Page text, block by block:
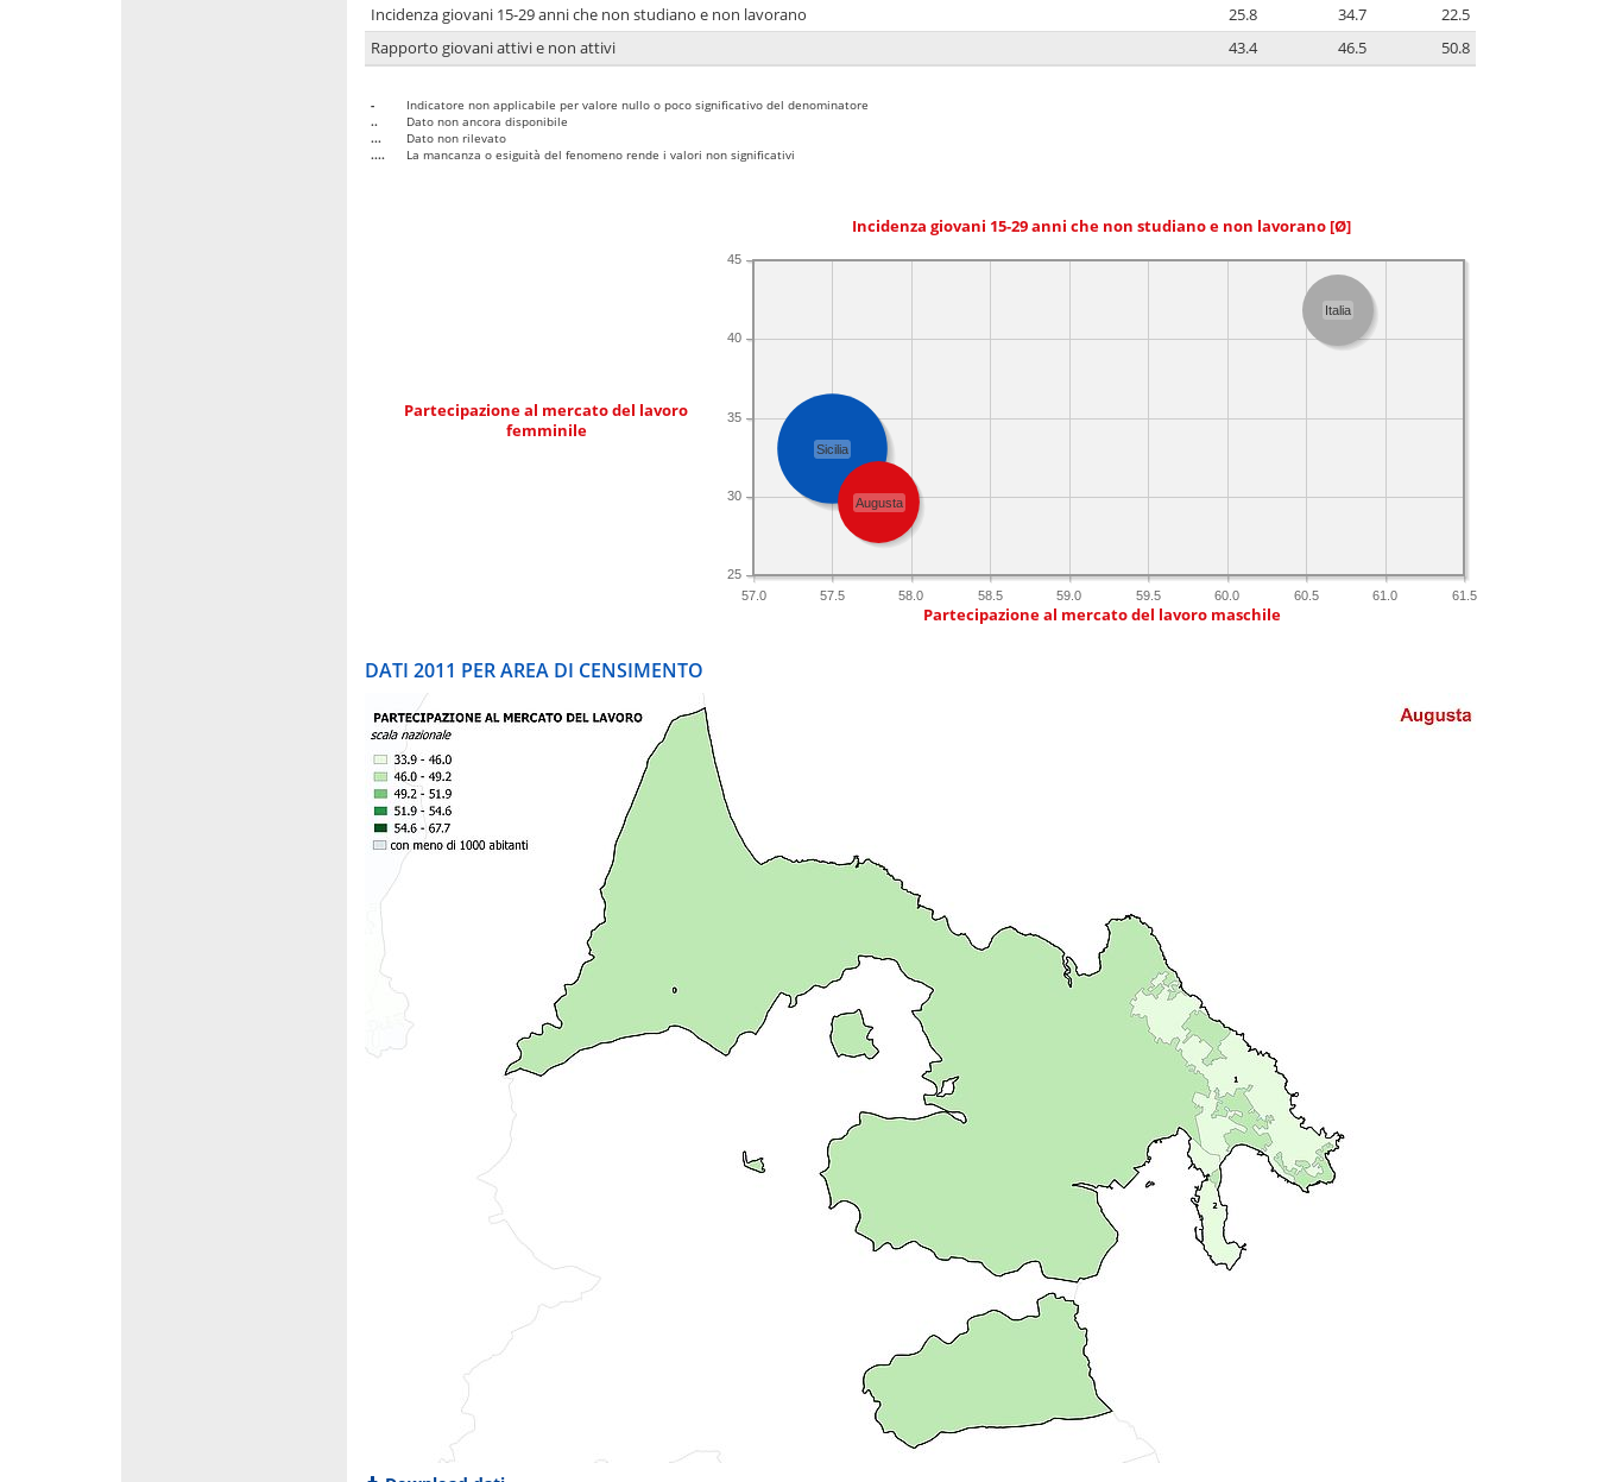
Incidenza giovani 15-29 anni che non studiano e non lavorano
25.8 34.7
22.5
Rapporto giovani attivi e non attivi
43.4 46.5 50.8
-
Indicatore non applicabile per valore nullo o poco significativo del denominatore
..
Dato non ancora disponibile
...
Dato non rilevato
....
La mancanza o esiguità del fenomeno rende i valori non significativi
Incidenza giovani 15-29 anni che non studiano e non lavorano [Ø]
Partecipazione al mercato del lavoro
femminile
57.0 57.5 58.0 58.5 59.0 59.5 60.0 60.5 61.0 61.5
25
30
35
40
45
Sicilia
Augusta
Italia
Partecipazione al mercato del lavoro maschile
DATI 2011 PER AREA DI CENSIMENTO